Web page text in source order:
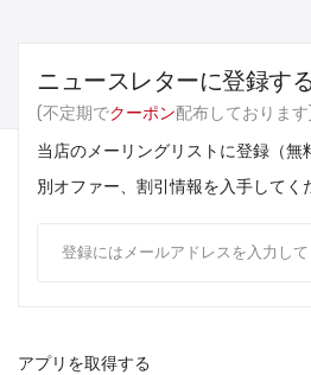
ニュースレターに登録す
(不定期でクーポン配布しております
当店のメーリングリストに登録（無
別オファー、割引情報を入手してく
アプリを取得する